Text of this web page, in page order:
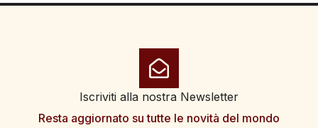
Iscriviti alla nostra Newsletter
Resta aggiornato su tutte le novità del mondo